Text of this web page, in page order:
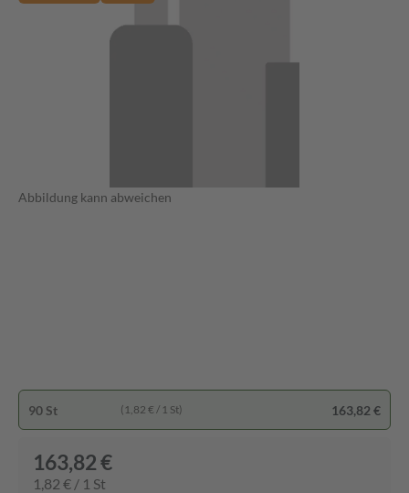
Abbildung kann abweichen
90 St (1,82 € / 1 St) 163,82 €
163,82 €
1,82 € / 1 St